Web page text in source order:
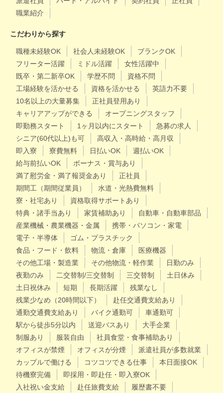
職業紹介
こだわりから探す
職種未経験OK 社会人未経験OK
ブランクOK
フリーター活躍
ミドル活躍
女性活躍中
既卒・第二新卒OK
学歴不問
資格不問
工場経験を活かせる
資格を活かせる
英語力不要
10名以上の大量募集
正社員登用あり
キャリアアップができる
オープニングスタッフ
即勤務スタート
1ヶ月以内にスタート
急募の求人
シニア(60代以上)も可
高収入・高時給・高月収
即入寮
寮費無料 日払いOK
週払いOK
給与前払いOK
ボーナス・賞与あり
満了慰労金・満了報奨金あり
正社員
期間工（期間従業員）
水道・光熱費無料
寮・社宅あり
資格取得サポートあり
特典・諸手当あり
家賃補助あり
自動車・自動車部品
産業機械・農業機器・金属
携帯・パソコン・家電
電子・半導体
ゴム・プラスチック
食品・フード・飲料
物流・倉庫
医療機器
その他工場・製造業
その他物流・軽作業
日勤のみ
夜勤のみ
二交替制/三交替制 三交替制
土日休み
土日祝休み
短期 長期活躍
残業なし
残業少なめ（20時間以下）
赴任交通費支給あり
通勤交通費支給あり
バイク通勤可
車通勤可
駅から徒歩5分以内
送迎バスあり
大手企業
制服あり
服装自由
社員食堂・食事補助あり
オフィスが禁煙
オフィスが分煙
派遣社員が多数就業
カップルで働ける
コツコツできる仕事
本日面接OK
待機寮完備
即採用・即赴任・即入寮OK
入社祝い金支給
赴任旅費支給 履歴書不要